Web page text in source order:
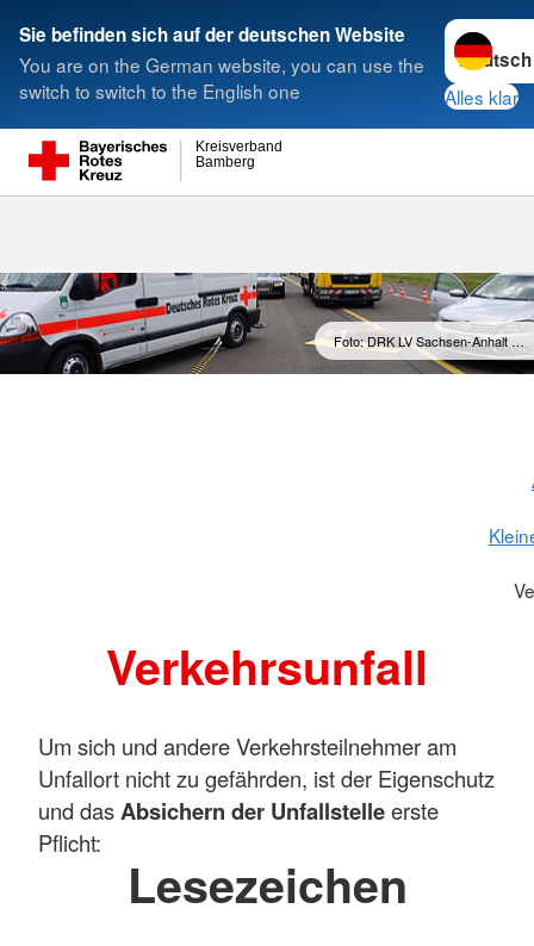
Sie befinden sich auf der deutschen Website
You are on the German website, you can use the
switch to switch to the English one
Sprache
Alles klar
Bamberg
Kreisverband
Suche
Foto: DRK LV Sachsen-Anhalt …
Verkehrsunfall
Um sich und andere Verkehrsteilnehmer am
Unfallort nicht zu gefährden, ist der Eigenschutz
und dasAbsichern der Unfallstelleerste
Pflicht:
Lesezeichen